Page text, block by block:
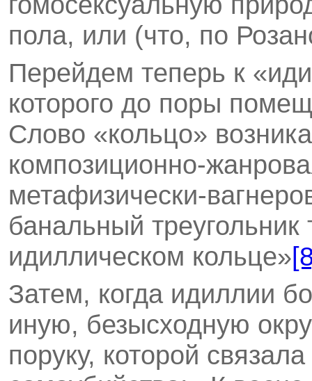
пола, или (что, по
Перейдем теперь к
которого до поры
Слово «кольцо»
композиционно-
метафизически-
банальный
идиллическом кольце»
Затем, когда идиллии
иную, безысходную
поруку, которой